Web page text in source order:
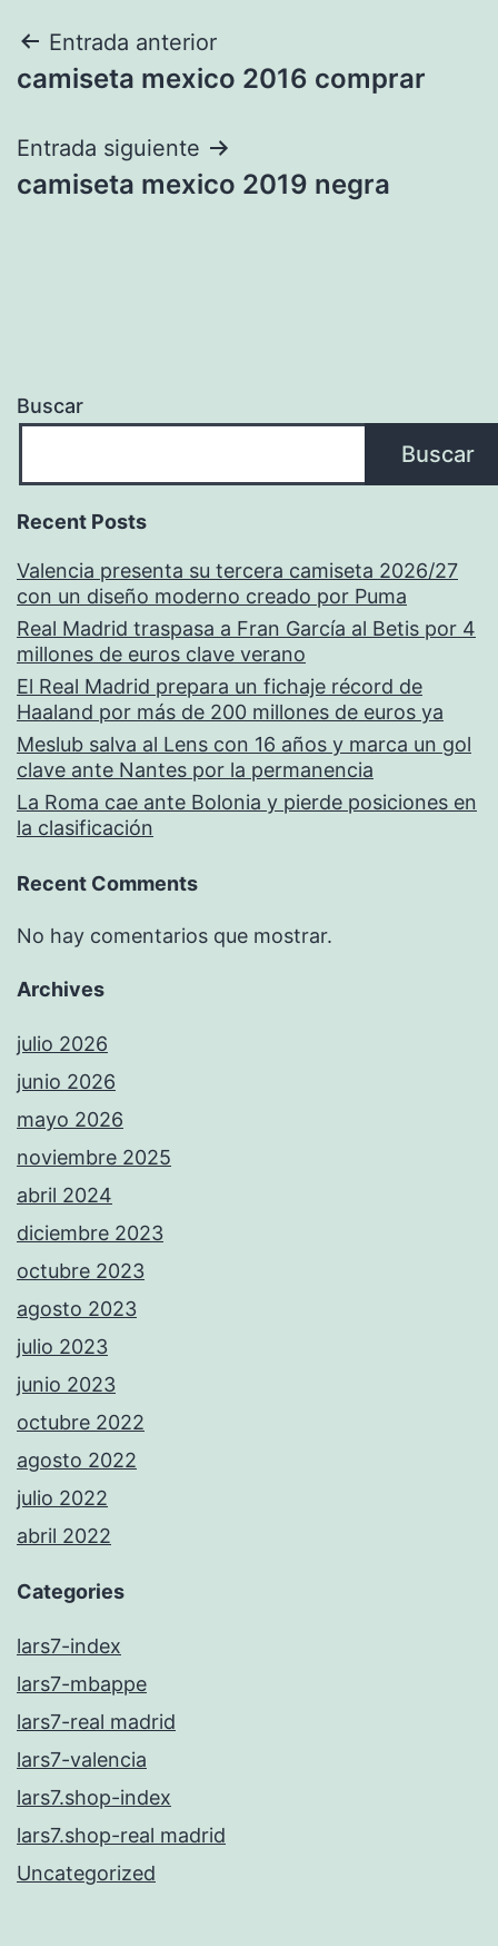
Navegación
de
entradas
Entrada anterior
camiseta mexico 2016 comprar
Entrada siguiente
camiseta mexico 2019 negra
Buscar
Buscar
Recent Posts
Valencia presenta su tercera camiseta 2026/27
con un diseño moderno creado por Puma
Real Madrid traspasa a Fran García al Betis por 4
millones de euros clave verano
El Real Madrid prepara un fichaje récord de
Haaland por más de 200 millones de euros ya
Meslub salva al Lens con 16 años y marca un gol
clave ante Nantes por la permanencia
La Roma cae ante Bolonia y pierde posiciones en
la clasificación
Recent Comments
No hay comentarios que mostrar.
Archives
julio 2026
junio 2026
mayo 2026
noviembre 2025
abril 2024
diciembre 2023
octubre 2023
agosto 2023
julio 2023
junio 2023
octubre 2022
agosto 2022
julio 2022
abril 2022
Categories
lars7-index
lars7-mbappe
lars7-real madrid
lars7-valencia
lars7.shop-index
lars7.shop-real madrid
Uncategorized